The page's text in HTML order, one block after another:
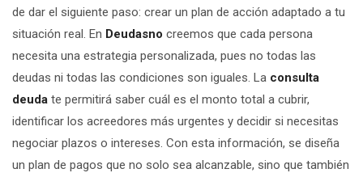
de dar el siguiente paso: crear un plan de acción adaptado a tu
situación real. En Deudasno creemos que cada persona
necesita una estrategia personalizada, pues no todas las
deudas ni todas las condiciones son iguales. La consulta
deuda te permitirá saber cuál es el monto total a cubrir,
identificar los acreedores más urgentes y decidir si necesitas
negociar plazos o intereses. Con esta información, se diseña
un plan de pagos que no solo sea alcanzable, sino que también